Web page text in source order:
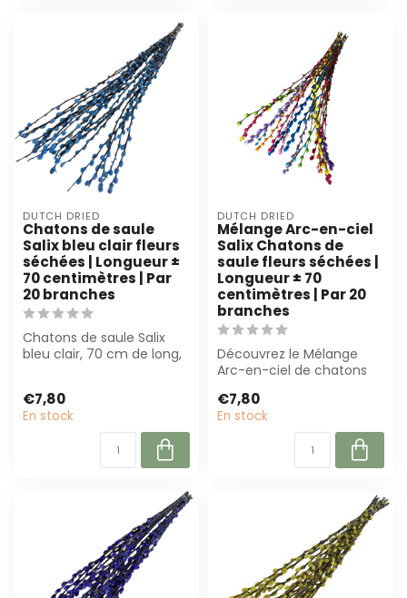
DUTCH DRIED
Chatons de saule
Salix bleu clair fleurs
séchées | Longueur ±
70 centimètres | Par
20 branches
Chatons de saule Salix
bleu clair, 70 cm de long,
€7,80
En stock
DUTCH DRIED
Mélange Arc-en-ciel
Salix Chatons de
saule fleurs séchées |
Longueur ± 70
centimètres | Par 20
branches
Découvrez le Mélange
Arc-en-ciel de chatons
séchées ...
€7,80
En stock